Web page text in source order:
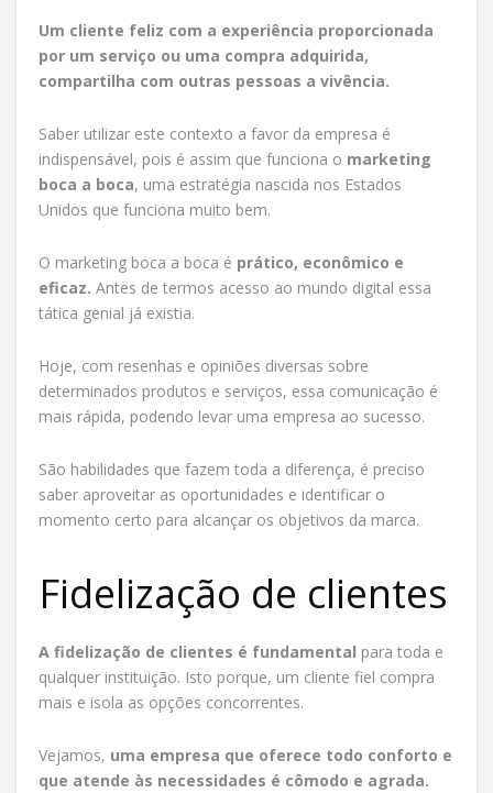
Um cliente feliz com a experiência proporcionada
por um serviço ou uma compra adquirida,
compartilha com outras pessoas a vivência.
Saber utilizar este contexto a favor da empresa é
indispensável, pois é assim que funciona o marketing
boca a boca, uma estratégia nascida nos Estados
Unidos que funciona muito bem.
O marketing boca a boca é prático, econômico e
eficaz. Antes de termos acesso ao mundo digital essa
tática genial já existia.
Hoje, com resenhas e opiniões diversas sobre
determinados produtos e serviços, essa comunicação é
mais rápida, podendo levar uma empresa ao sucesso.
São habilidades que fazem toda a diferença, é preciso
saber aproveitar as oportunidades e identificar o
momento certo para alcançar os objetivos da marca.
Fidelização de clientes
A fidelização de clientes é fundamental para toda e
qualquer instituição. Isto porque, um cliente fiel compra
mais e isola as opções concorrentes.
Vejamos, uma empresa que oferece todo conforto e
que atende às necessidades é cômodo e agrada.